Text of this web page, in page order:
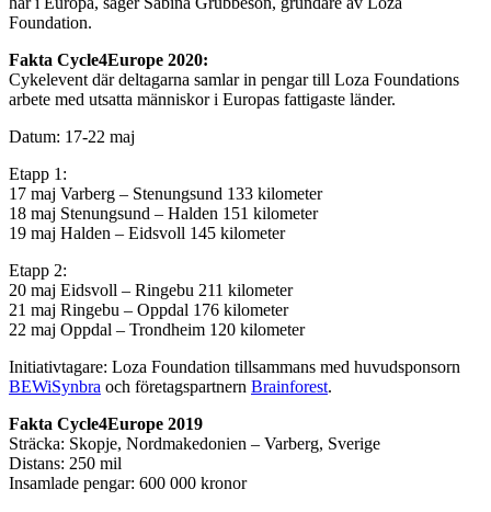
Foundation.
Fakta Cycle4Europe 2020:
Cykelevent där deltagarna samlar in pengar till Loza Foundations
arbete med utsatta människor i Europas fattigaste länder.
Datum: 17-22 maj
Etapp 1:
17 maj Varberg – Stenungsund 133 kilometer
18 maj Stenungsund – Halden 151 kilometer
19 maj Halden – Eidsvoll 145 kilometer
Etapp 2:
20 maj Eidsvoll – Ringebu 211 kilometer
21 maj Ringebu – Oppdal 176 kilometer
22 maj Oppdal – Trondheim 120 kilometer
Initiativtagare: Loza Foundation tillsammans med huvudsponsorn
BEWiSynbra och företagspartnern Brainforest.
Fakta Cycle4Europe 2019
Sträcka: Skopje, Nordmakedonien – Varberg, Sverige
Distans: 250 mil
Insamlade pengar: 600 000 kronor